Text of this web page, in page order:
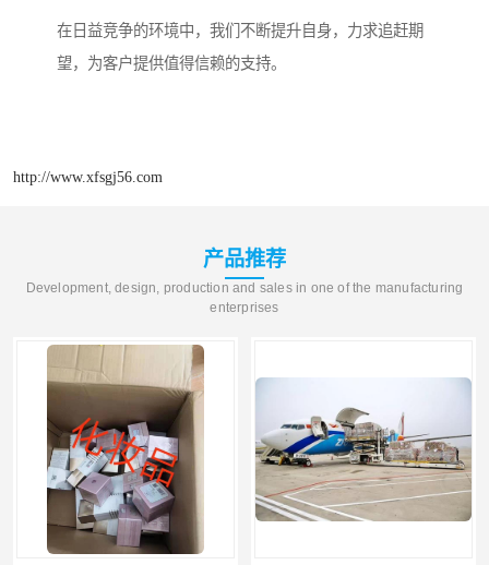
在日益竞争的环境中，我们不断提升自身，力求追赶期
望，为客户提供值得信赖的支持。
http://www.xfsgj56.com
产品推荐
Development, design, production and sales in one of the manufacturing
enterprises